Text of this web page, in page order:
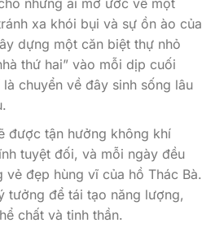
xa khói bụi và sự ồn ào của
dựng một căn biệt thự nhỏ
thứ hai” vào mỗi dịp cuối
chuyển về đây sinh sống lâu
được tận hưởng không khí
tuyệt đối, và mỗi ngày đều
đẹp hùng vĩ của hồ Thác Bà.
tưởng để tái tạo năng lượng,
chất và tinh thần.